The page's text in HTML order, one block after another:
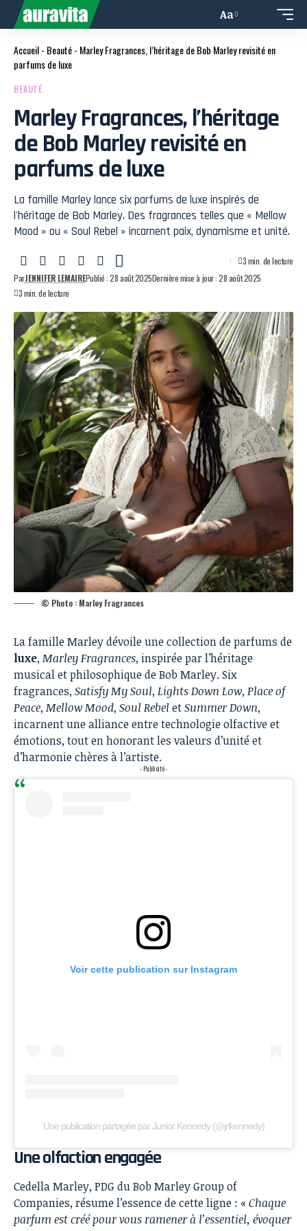
Aa
Accueil- Beauté- Marley Fragrances, l’héritage de Bob Marley revisité en
parfums de luxe
BEAUTÉ
Marley Fragrances, l’héritage
de Bob Marley revisité en
parfums de luxe
La famille Marley lance six parfums de luxe inspirés de
l'héritage de Bob Marley. Des fragrances telles que « Mellow
Mood » ou « Soul Rebel » incarnent paix, dynamisme et unité.
ParJENNIFER LEMAIREPublié : 28 août 2025Dernière mise à jour : 28 août 2025
3 min. de lecture
3 min. de lecture
© Photo : Marley Fragrances
La famille Marley dévoile une collection de parfums de
luxe, Marley Fragrances, inspirée par l’héritage
musical et philosophique de Bob Marley. Six
fragrances, Satisfy My Soul, Lights Down Low, Place of
Peace, Mellow Mood, Soul Rebel etSummer Down,
incarnent une alliance entre technologie olfactive et
émotions, tout en honorant les valeurs d’unité et
d’harmonie chères à l’artiste.
- Publicité -
Voir cette publication sur Instagram
Une publication partagée par Junior Kennedy (@jrlkennedy)
Une olfaction engagée
Cedella Marley, PDG du Bob Marley Group of
Companies, résume l’essence de cette ligne : « Chaque
parfum est créé pour vous ramener à l’essentiel, évoquer